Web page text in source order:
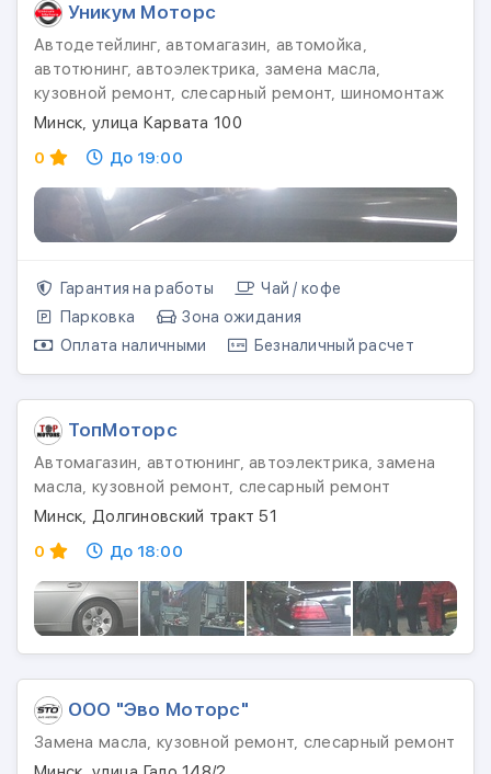
Уникум Моторс
Автодетейлинг, автомагазин, автомойка,
автотюнинг, автоэлектрика, замена масла,
кузовной ремонт, слесарный ремонт, шиномонтаж
Минск, улица Карвата 100
0
До 19:00
Гарантия на работы
Чай / кофе
Парковка
Зона ожидания
Оплата наличными
Безналичный расчет
ТопМоторс
Автомагазин, автотюнинг, автоэлектрика, замена
масла, кузовной ремонт, слесарный ремонт
Минск, Долгиновский тракт 51
0
До 18:00
ООО "Эво Моторс"
Замена масла, кузовной ремонт, слесарный ремонт